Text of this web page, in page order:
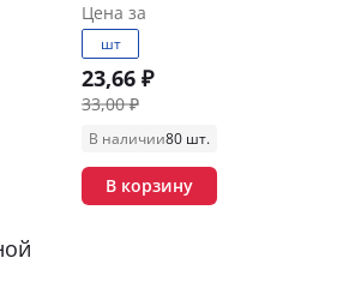
Цена за
шт
23,66 ₽
33,00 ₽
В наличии80 шт.
В корзину